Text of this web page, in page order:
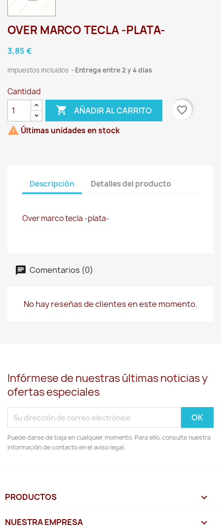
OVER MARCO TECLA -PLATA-
3,85 €
Impuestos incluidos Entrega entre 2 y 4 dias
Cantidad
 AÑADIR AL CARRITO
favorite_border
 Últimas unidades en stock
Descripción Detalles del producto
Over marco tecla -plata-
Comentarios (0)
No hay reseñas de clientes en este momento.
Infórmese de nuestras últimas noticias y
ofertas especiales
Puede darse de baja en cualquier momento. Para ello, consulte nuestra
información de contacto en el aviso legal.
PRODUCTOS 
NUESTRA EMPRESA 